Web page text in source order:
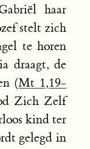
haar
stelt zich
te horen
draagt, de
(Mt 1,19-
Zich Zelf
kind ter
gelegd in